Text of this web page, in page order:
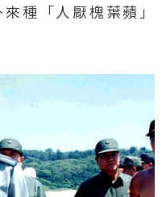
種「人厭槐葉蘋」